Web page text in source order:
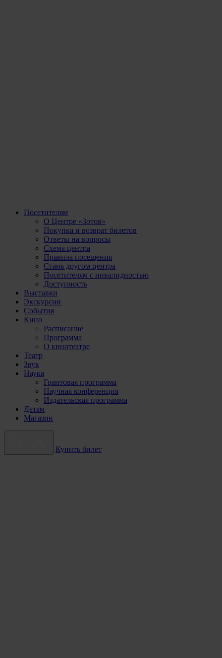
Посетителям
О Центре «Зотов»
Покупка и возврат билетов
Ответы на вопросы
Схема центра
Правила посещения
Стань другом центра
Посетителям с инвалидностью
Доступность
Выставки
Экскурсии
События
Кино
Расписание
Программа
О кинотеатре
Театр
Звук
Наука
Грантовая программа
Научная конференция
Издательская программа
Детям
Магазин
Купить билет